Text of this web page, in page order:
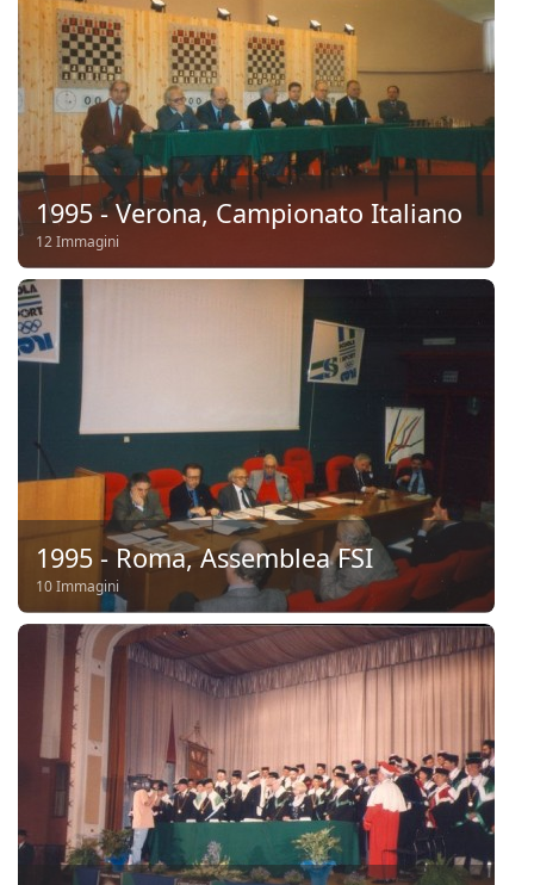
1995 - Verona, Campionato Italiano
12 Immagini
1995 - Roma, Assemblea FSI
10 Immagini